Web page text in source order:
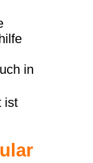
in
ist